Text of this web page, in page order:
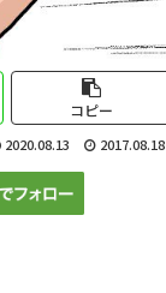
コピー
2020.08.13 2017.08.18